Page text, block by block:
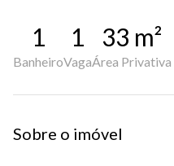
1
Banheiro
1
Vaga
33 m²
Área Privativa
Sobre o imóvel